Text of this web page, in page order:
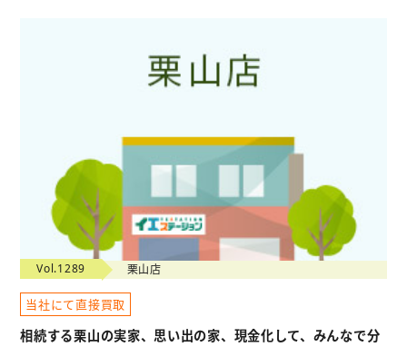
Vol.1289 栗山店
当社にて直接買取
相続する栗山の実家、思い出の家、現金化して、みんなで分